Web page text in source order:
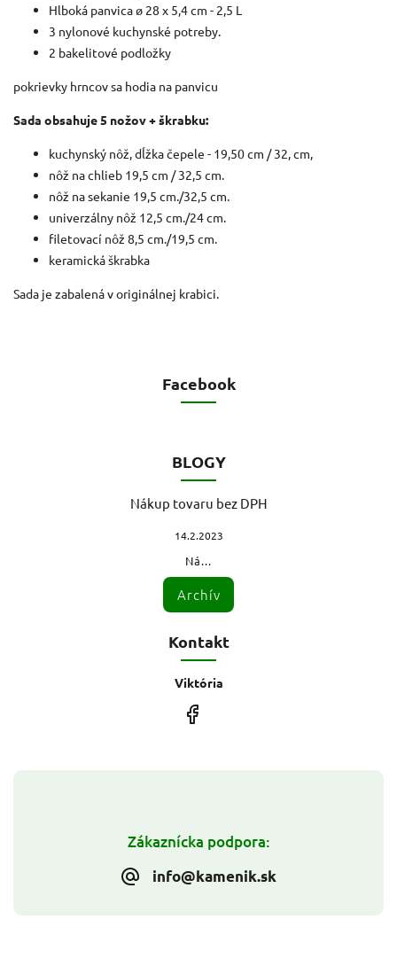
Hlboká panvica ø 28 x 5,4 cm - 2,5 L
3 nylonové kuchynské potreby.
2 bakelitové podložky
pokrievky hrncov sa hodia na panvicu
Sada obsahuje 5 nožov + škrabku:
kuchynský nôž, dĺžka čepele - 19,50 cm / 32, cm,
nôž na chlieb 19,5 cm / 32,5 cm.
nôž na sekanie 19,5 cm./32,5 cm.
univerzálny nôž 12,5 cm./24 cm.
filetovací nôž 8,5 cm./19,5 cm.
keramická škrabka
Sada je zabalená v originálnej krabici.
Zákaznícka podpora:
info@kamenik.sk
Facebook
BLOGY
Nákup tovaru bez DPH
14.2.2023
Ná...
Archív
Kontakt
Viktória